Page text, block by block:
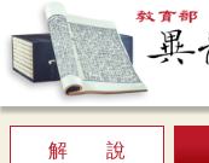
::: News
Display Mode
Sitemap
解 說